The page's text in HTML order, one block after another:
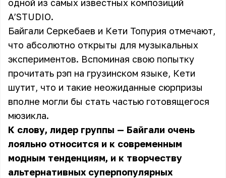
одной из самых известных композиций
A’STUDIO.
Байгали Серкебаев и Кети Топурия отмечают,
что абсолютно открыты для музыкальных
экспериментов. Вспоминая свою попытку
прочитать рэп на грузинском языке, Кети
шутит, что и такие неожиданные сюрпризы
вполне могли бы стать частью готовящегося
мюзикла.
К слову, лидер группы — Байгали очень
лояльно относится и к современным
модным тенденциям, и к творчеству
альтернативных суперпопулярных